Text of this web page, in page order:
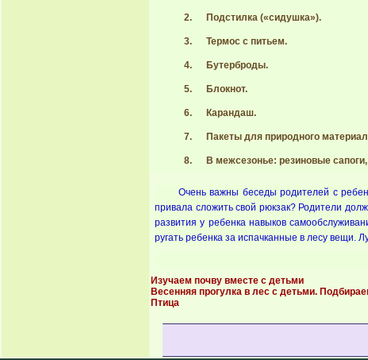
Подстилка («сидушка»).
Термос с питьем.
Бутерброды.
Блокнот.
Карандаш.
Пакеты для природного
В межсезонье: резиновые
Очень важны беседы родителей с
привала сложить свой рюкзак? Родители
развития у ребенка навыков
ругать ребенка за испачканные в лесу вещи.
Изучаем почву вместе с детьми
Весенняя прогулка в лес с детьми.
Птица